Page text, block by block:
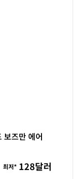
보즈만 에어
최저* 128달러